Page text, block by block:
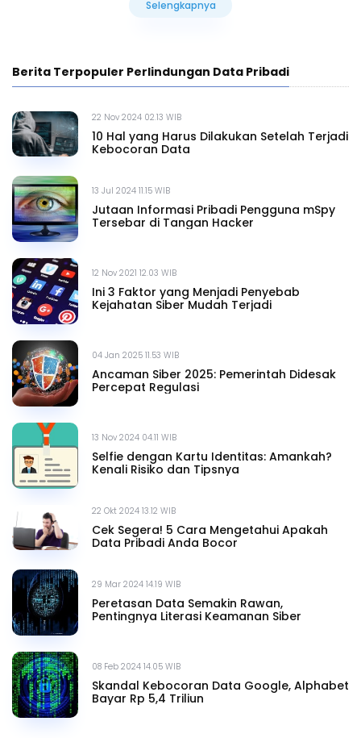
Selengkapnya
Berita Terpopuler Perlindungan Data Pribadi
22 Nov 2024 02.13 WIB
10 Hal yang Harus Dilakukan Setelah Terjadi
Kebocoran Data
13 Jul 2024 11.15 WIB
Jutaan Informasi Pribadi Pengguna mSpy
Tersebar di Tangan Hacker
12 Nov 2021 12.03 WIB
Ini 3 Faktor yang Menjadi Penyebab
Kejahatan Siber Mudah Terjadi
04 Jan 2025 11.53 WIB
Ancaman Siber 2025: Pemerintah Didesak
Percepat Regulasi
13 Nov 2024 04.11 WIB
Selfie dengan Kartu Identitas: Amankah?
Kenali Risiko dan Tipsnya
22 Okt 2024 13.12 WIB
Cek Segera! 5 Cara Mengetahui Apakah
Data Pribadi Anda Bocor
29 Mar 2024 14.19 WIB
Peretasan Data Semakin Rawan,
Pentingnya Literasi Keamanan Siber
08 Feb 2024 14.05 WIB
Skandal Kebocoran Data Google, Alphabet
Bayar Rp 5,4 Triliun